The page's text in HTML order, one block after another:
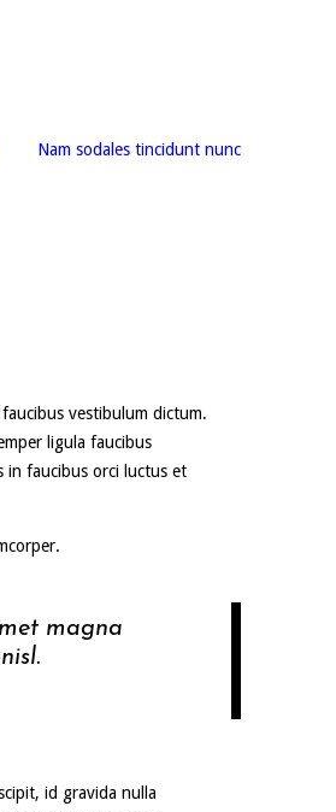
Nam sodales tincidunt nunc
vestibulum dictum.
ligula faucibus
in faucibus orci luctus et
magna
id gravida nulla